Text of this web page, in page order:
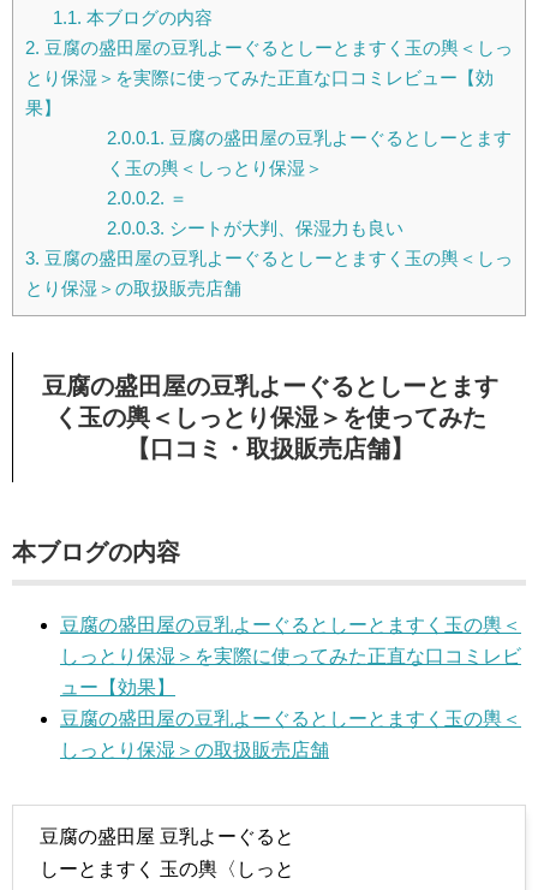
1.1. 本ブログの内容
2. 豆腐の盛田屋の豆乳よーぐるとしーとますく玉の輿＜しっ
とり保湿＞を実際に使ってみた正直な口コミレビュー【効
果】
2.0.0.1. 豆腐の盛田屋の豆乳よーぐるとしーとます
く玉の輿＜しっとり保湿＞
2.0.0.2. ＝
2.0.0.3. シートが大判、保湿力も良い
3. 豆腐の盛田屋の豆乳よーぐるとしーとますく玉の輿＜しっ
とり保湿＞の取扱販売店舗
豆腐の盛田屋の豆乳よーぐるとしーとます
く玉の輿＜しっとり保湿＞を使ってみた
【口コミ・取扱販売店舗】
本ブログの内容
豆腐の盛田屋の豆乳よーぐるとしーとますく玉の輿＜
しっとり保湿＞を実際に使ってみた正直な口コミレビ
ュー【効果】
豆腐の盛田屋の豆乳よーぐるとしーとますく玉の輿＜
しっとり保湿＞の取扱販売店舗
豆腐の盛田屋 豆乳よーぐると
しーとますく 玉の輿〈しっと